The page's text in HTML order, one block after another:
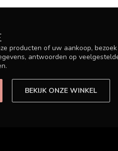
producten of uw aankoop,
antwoorden op
BEKIJK ONZE WINKEL